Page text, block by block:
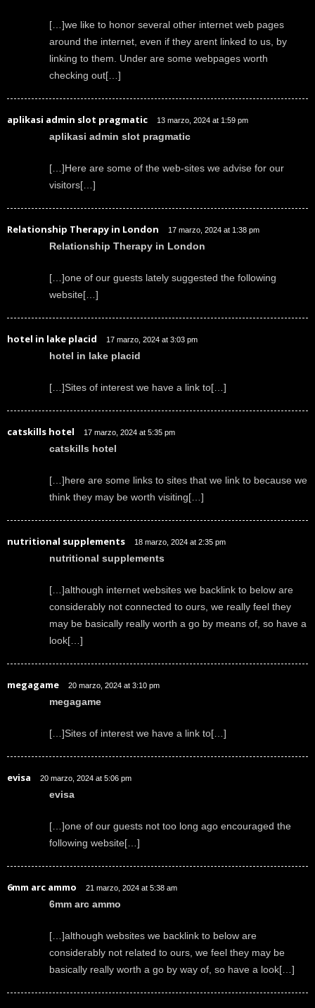
[…]we like to honor several other internet web pages
around the internet, even if they arent linked to us, by
linking to them. Under are some webpages worth
checking out[…]
aplikasi admin slot pragmatic 13 marzo, 2024 at 1:59 pm
aplikasi admin slot pragmatic
[…]Here are some of the web-sites we advise for our
visitors[…]
Relationship Therapy in London 17 marzo, 2024 at 1:38 pm
Relationship Therapy in London
[…]one of our guests lately suggested the following
website[…]
hotel in lake placid 17 marzo, 2024 at 3:03 pm
hotel in lake placid
[…]Sites of interest we have a link to[…]
catskills hotel 17 marzo, 2024 at 5:35 pm
catskills hotel
[…]here are some links to sites that we link to because we
think they may be worth visiting[…]
nutritional supplements 18 marzo, 2024 at 2:35 pm
nutritional supplements
[…]although internet websites we backlink to below are
considerably not connected to ours, we really feel they
may be basically really worth a go by means of, so have a
look[…]
megagame 20 marzo, 2024 at 3:10 pm
megagame
[…]Sites of interest we have a link to[…]
evisa 20 marzo, 2024 at 5:06 pm
evisa
[…]one of our guests not too long ago encouraged the
following website[…]
6mm arc ammo 21 marzo, 2024 at 5:38 am
6mm arc ammo
[…]although websites we backlink to below are
considerably not related to ours, we feel they may be
basically really worth a go by way of, so have a look[…]